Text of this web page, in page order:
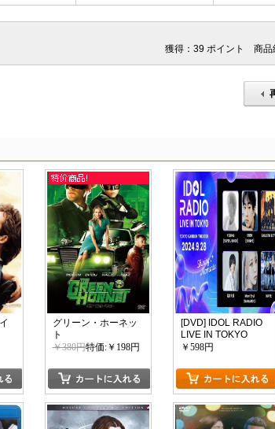
獲得：39 ポイント 商品
グリーン・ホーネッ
ト
￥380円特価:￥198円
[DVD] IDOL RADIO
LIVE IN TOKYO
Shining Moments
￥598円